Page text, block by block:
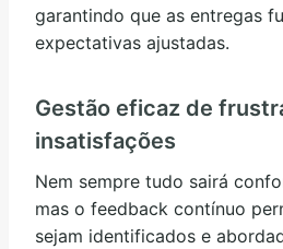
garantindo que as entregas
expectativas ajustadas.
Gestão eficaz de
insatisfações
Nem sempre tudo sairá
mas o feedback contínuo
sejam identificados e